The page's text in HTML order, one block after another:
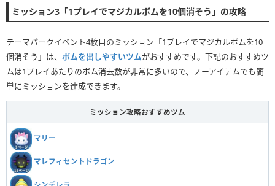
ミッション3「1プレイでマジカルボムを10個消そう」の攻略
テーマパークイベント4枚目のミッション「1プレイでマジカルボムを10
個消そう」は、 ボムを出しやすいツムがおすすめです。下記のおすすめツ
ムは1プレイあたりのボム消去数が非常に多いので、ノーアイテムでも簡
単にミッションを達成できます。
ミッション攻略おすすめツム
マリー
マレフィセントドラゴン